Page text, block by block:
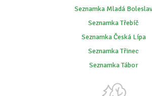
Seznamka Mladá Boleslav
Seznamka Třebíč
Seznamka Česká Lípa
Seznamka Třinec
Seznamka Tábor